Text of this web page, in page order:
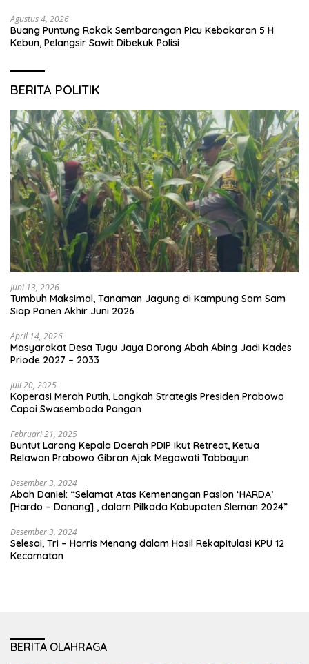
Agustus 4, 2026
Buang Puntung Rokok Sembarangan Picu Kebakaran 5 H
Kebun, Pelangsir Sawit Dibekuk Polisi
BERITA POLITIK
Juni 13, 2026
Tumbuh Maksimal, Tanaman Jagung di Kampung Sam Sam
Siap Panen Akhir Juni 2026
April 14, 2026
Masyarakat Desa Tugu Jaya Dorong Abah Abing Jadi Kades
Priode 2027 – 2033
Juli 20, 2025
Koperasi Merah Putih, Langkah Strategis Presiden Prabowo
Capai Swasembada Pangan
Februari 21, 2025
Buntut Larang Kepala Daerah PDIP Ikut Retreat, Ketua
Relawan Prabowo Gibran Ajak Megawati Tabbayun
Desember 3, 2024
Abah Daniel: “Selamat Atas Kemenangan Paslon ‘HARDA’
[Hardo – Danang] , dalam Pilkada Kabupaten Sleman 2024”
Desember 3, 2024
Selesai, Tri – Harris Menang dalam Hasil Rekapitulasi KPU 12
Kecamatan
BERITA OLAHRAGA